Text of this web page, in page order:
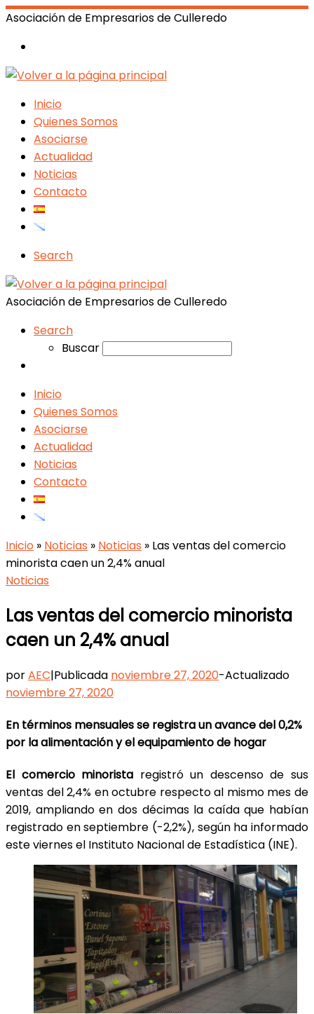
Asociación de Empresarios de Culleredo
Inicio
Quienes Somos
Asociarse
Actualidad
Noticias
Contacto
Search
Asociación de Empresarios de Culleredo
Search
Buscar
Inicio
Quienes Somos
Asociarse
Actualidad
Noticias
Contacto
Inicio » Noticias » Noticias » Las ventas del comercio
minorista caen un 2,4% anual
Noticias
Las ventas del comercio minorista
caen un 2,4% anual
porAEC|Publicada noviembre 27, 2020-Actualizado
noviembre 27, 2020
En términos mensuales se registra un avance del 0,2%
por la alimentación y el equipamiento de hogar
El comercio minorista registró un descenso de sus
ventas del 2,4% en octubre respecto al mismo mes de
2019, ampliando en dos décimas la caída que habían
registrado en septiembre (-2,2%), según ha informado
este viernes el Instituto Nacional de Estadística (INE).